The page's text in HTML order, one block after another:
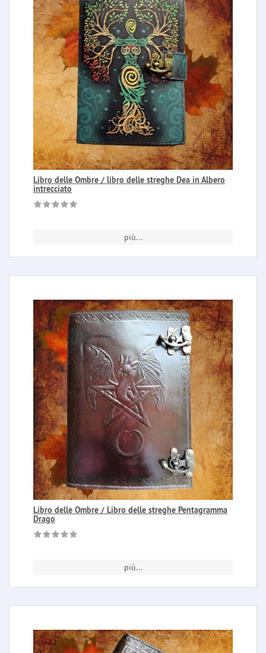
Libro delle Ombre / libro delle streghe Dea in Albero
intrecciato
più...
Libro delle Ombre / Libro delle streghe Pentagramma
Drago
più...